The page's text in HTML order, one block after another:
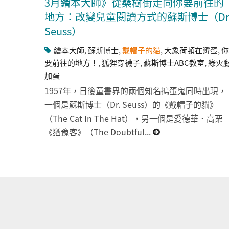
地方：改變兒童閱讀方式的蘇斯博士（
Seuss）
繪本大師,蘇斯博士,戴帽子的貓,大象荷頓在孵蛋,你
要前往的地方！ ,狐狸穿襪子,蘇斯博士ABC教室,綠火
加蛋
1957年，日後童書界的兩個知名搗蛋鬼同時出現，
一個是蘇斯博士（Dr. Seuss）的《戴帽子的貓》
（The Cat In The Hat），另一個是愛德華．高栗
《猶豫客》（The Doubtful...